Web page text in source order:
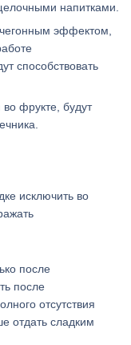
напитками.
эффектом,
способствовать
фрукте, будут
исключить во
после
после
отсутствия
отдать сладким